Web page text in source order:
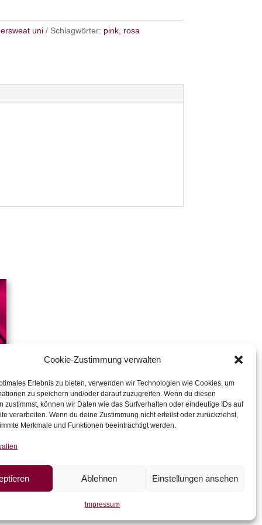
Cookie-Zustimmung verwalten
Erlebnis zu bieten, verwenden wir Technologien wie Cookies, um
zu speichern und/oder darauf zuzugreifen. Wenn du diesen
zustimmst, können wir Daten wie das Surfverhalten oder eindeutige IDs auf
verarbeiten. Wenn du deine Zustimmung nicht erteilst oder zurückziehst,
Merkmale und Funktionen beeinträchtigt werden.
Ablehnen Einstellungen ansehen
Impressum
uni Schlagwörter: pink, rosa